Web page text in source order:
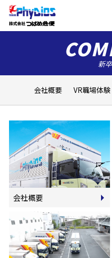
会社概要 VR職場体験
会社概要